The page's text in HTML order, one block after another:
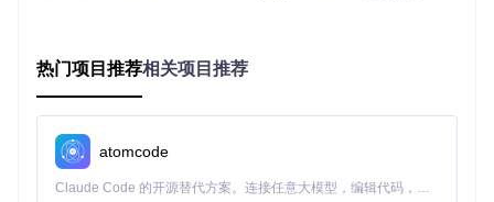
累。图片展示了手柄各按键的映射设置界面，直观清晰。
2. 低延迟响应：让你的操作更精准
🧩 为什么有些手柄映射工具会有明显延迟？这是因为它们采用
了模拟输入的方式，信号需要经过多层转换。而AntiMicroX就
像直接连接到游戏的神经中枢，采用uinput和XTest等底层技
术，直接与系统交互，减少了中间环节，响应速度自然更快。
热门项目推荐相关项目推荐
atomcode
Claude Code 的开源替代方案。连接任意大模型，编辑代码，运行命令，自动验证 — 全自动执行。用 Rust 构建，极致性能。 ｜ An open-source alternative to Claude Code. Connect any LLM, edit code, run commands, and verify changes — autonomously. Built in Rust for speed. Get Started